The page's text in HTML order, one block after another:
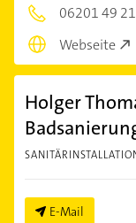
06201 49
Webseite
Holger
E-Mail